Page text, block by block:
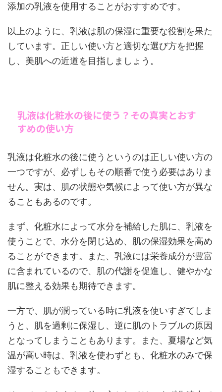
添加の乳液を使用することがおすすめです。
以上のように、乳液は肌の保湿に重要な役割を果た
しています。正しい使い方と適切な選び方を把握
し、美肌への近道を目指しましょう。
乳液は化粧水の後に使う？その真実とおす
すめの使い方
乳液は化粧水の後に使うというのは正しい使い方の
一つですが、必ずしもその順番で使う必要はありま
せん。実は、肌の状態や気候によって使い方が異な
ることもあるのです。
まず、化粧水によって水分を補給した肌に、乳液を
使うことで、水分を閉じ込め、肌の保湿効果を高め
ることができます。また、乳液には栄養成分が豊富
に含まれているので、肌の代謝を促進し、健やかな
肌に整える効果も期待できます。
一方で、肌が潤っている時に乳液を使いすぎてしま
うと、肌を過剰に保湿し、逆に肌のトラブルの原因
となってしまうこともあります。また、夏場など気
温が高い時は、乳液を使わずとも、化粧水のみで保
湿することもできます。